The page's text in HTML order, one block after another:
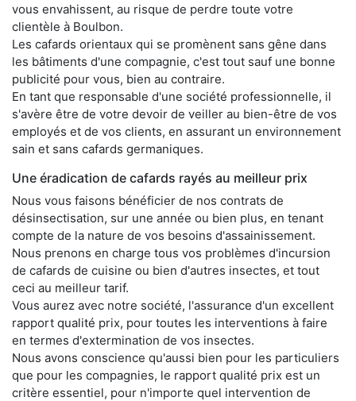
vous envahissent, au risque de perdre toute votre
clientèle à Boulbon.
Les cafards orientaux qui se promènent sans gêne dans
les bâtiments d'une compagnie, c'est tout sauf une bonne
publicité pour vous, bien au contraire.
En tant que responsable d'une société professionnelle, il
s'avère être de votre devoir de veiller au bien-être de vos
employés et de vos clients, en assurant un environnement
sain et sans cafards germaniques.
Une éradication de cafards rayés au meilleur prix
Nous vous faisons bénéficier de nos contrats de
désinsectisation, sur une année ou bien plus, en tenant
compte de la nature de vos besoins d'assainissement.
Nous prenons en charge tous vos problèmes d'incursion
de cafards de cuisine ou bien d'autres insectes, et tout
ceci au meilleur tarif.
Vous aurez avec notre société, l'assurance d'un excellent
rapport qualité prix, pour toutes les interventions à faire
en termes d'extermination de vos insectes.
Nous avons conscience qu'aussi bien pour les particuliers
que pour les compagnies, le rapport qualité prix est un
critère essentiel, pour n'importe quel intervention de